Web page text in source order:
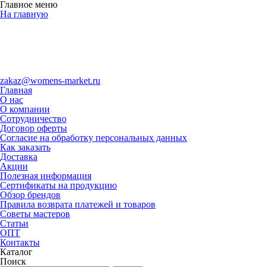
Главное меню
На главную
zakaz@womens-market.ru
Главная
О нас
О компании
Сотрудничество
Договор оферты
Согласие на обработку персональных данных
Как заказать
Доставка
Акции
Полезная информация
Сертификаты на продукцию
Обзор брендов
Правила возврата платежей и товаров
Советы мастеров
Статьи
ОПТ
Контакты
Каталог
Поиск